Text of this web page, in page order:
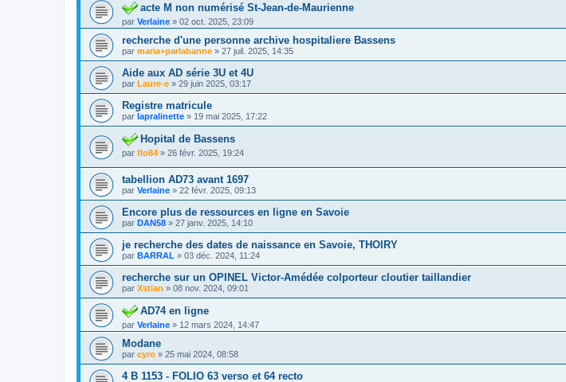
acte M non numérisé St-Jean-de-Maurienne
par Verlaine » 02 oct. 2025, 23:09
recherche d'une personne archive hospitaliere Bassens
par maria+parlabanne » 27 juil. 2025, 14:35
Aide aux AD série 3U et 4U
par Laure-e » 29 juin 2025, 03:17
Registre matricule
par lapralinette » 19 mai 2025, 17:22
Hopital de Bassens
par flo84 » 26 févr. 2025, 19:24
tabellion AD73 avant 1697
par Verlaine » 22 févr. 2025, 09:13
Encore plus de ressources en ligne en Savoie
par DAN58 » 27 janv. 2025, 14:10
je recherche des dates de naissance en Savoie, THOIRY
par BARRAL » 03 déc. 2024, 11:24
recherche sur un OPINEL Victor-Amédée colporteur cloutier taillandier
par Xstian » 08 nov. 2024, 09:01
AD74 en ligne
par Verlaine » 12 mars 2024, 14:47
Modane
par cyro » 25 mai 2024, 08:58
4 B 1153 - FOLIO 63 verso et 64 recto